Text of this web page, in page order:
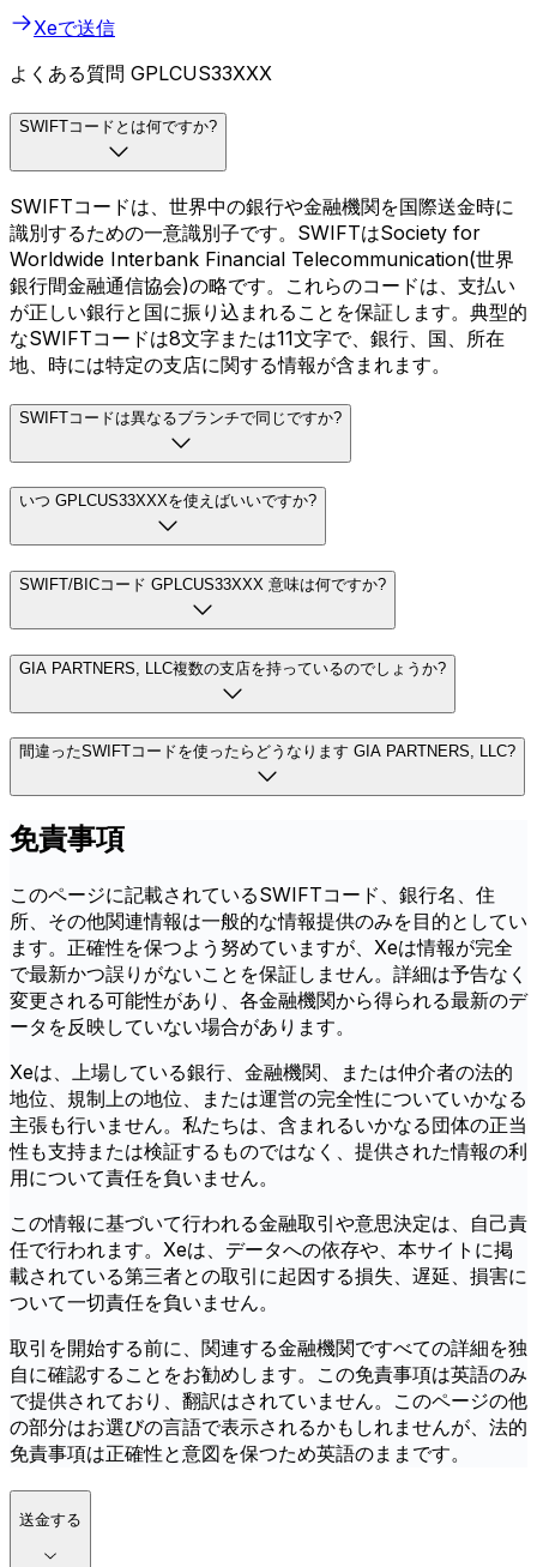
Xeで送信
よくある質問 GPLCUS33XXX
SWIFTコードとは何ですか?
SWIFTコードは、世界中の銀行や金融機関を国際送金時に
識別するための一意識別子です。SWIFTはSociety for
Worldwide Interbank Financial Telecommunication(世界
銀行間金融通信協会)の略です。これらのコードは、支払い
が正しい銀行と国に振り込まれることを保証します。典型的
なSWIFTコードは8文字または11文字で、銀行、国、所在
地、時には特定の支店に関する情報が含まれます。
SWIFTコードは異なるブランチで同じですか?
いつ GPLCUS33XXXを使えばいいですか?
SWIFT/BICコード GPLCUS33XXX 意味は何ですか?
GIA PARTNERS, LLC複数の支店を持っているのでしょうか?
間違ったSWIFTコードを使ったらどうなります GIA PARTNERS, LLC?
免責事項
このページに記載されているSWIFTコード、銀行名、住
所、その他関連情報は一般的な情報提供のみを目的としてい
ます。正確性を保つよう努めていますが、Xeは情報が完全
で最新かつ誤りがないことを保証しません。詳細は予告なく
変更される可能性があり、各金融機関から得られる最新のデ
ータを反映していない場合があります。
Xeは、上場している銀行、金融機関、または仲介者の法的
地位、規制上の地位、または運営の完全性についていかなる
主張も行いません。私たちは、含まれるいかなる団体の正当
性も支持または検証するものではなく、提供された情報の利
用について責任を負いません。
この情報に基づいて行われる金融取引や意思決定は、自己責
任で行われます。Xeは、データへの依存や、本サイトに掲
載されている第三者との取引に起因する損失、遅延、損害に
ついて一切責任を負いません。
取引を開始する前に、関連する金融機関ですべての詳細を独
自に確認することをお勧めします。この免責事項は英語のみ
で提供されており、翻訳はされていません。このページの他
の部分はお選びの言語で表示されるかもしれませんが、法的
免責事項は正確性と意図を保つため英語のままです。
送金する